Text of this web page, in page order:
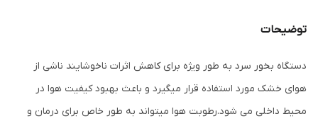
توضیحات
دستگاه بخور سرد به طور ویژه برای کاهش اثرات ناخوشایند ناشی از
هوای خشک مورد استفاده قرار میگیرد و باعث بهبود کیفیت هوا در
محیط داخلی می شود.رطوبت هوا میتواند به طور خاص برای درمان و